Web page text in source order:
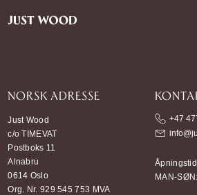
NORSK ADRESSE
Just Wood
c/o TIMEVAT
Postboks 11
Alnabru
0614 Oslo
Org. Nr. 929 545 753 MVA
+47
MAN-